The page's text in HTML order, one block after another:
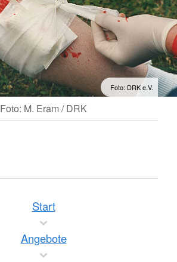
Foto: DRK e.V.
Foto: M. Eram / DRK
Start
Angebote